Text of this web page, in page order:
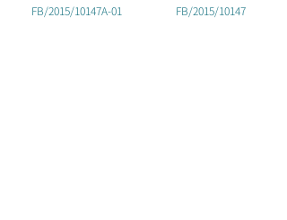
FB/2015/10147A-01 FB/2015/10147